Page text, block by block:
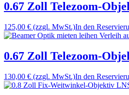
0.67 Zoll Telezoom-
125,00 € (zzgl. MwSt.)In den
0.67 Zoll Telezoom-
130,00 € (zzgl. MwSt.)In den